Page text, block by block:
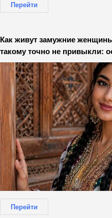
Перейти
Как живут замужние
такому точно не привыкли:
Перейти